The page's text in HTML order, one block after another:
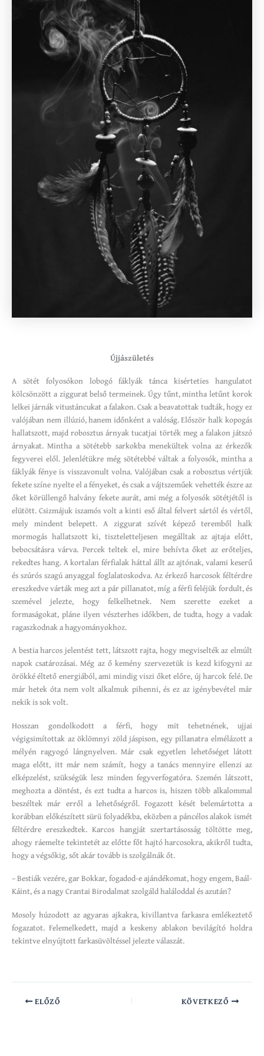
Újjászületés
A sötét folyosókon lobogó fáklyák tánca kisérteties hangulatot
kölcsönzött a ziggurat belső termeinek. Úgy tűnt, mintha letűnt korok
lelkei járnák vitustáncukat a falakon. Csak a beavatottak tudták, hogy ez
valójában nem illúzió, hanem időnként a valóság. Először halk kopogás
hallatszott, majd robosztus árnyak tucatjai törték meg a falakon játszó
árnyakat. Mintha a sötétebb sarkokba menekültek volna az érkezők
fegyverei elől. Jelenlétükre még sötétebbé váltak a folyosók, mintha a
fáklyák fénye is visszavonult volna. Valójában csak a robosztus vértjük
fekete színe nyelte el a fényeket, és csak a vájtszeműek vehették észre az
őket körüllengő halvány fekete aurát, ami még a folyosók sötétjétől is
elütött. Csizmájuk iszamós volt a kinti eső által felvert sártól és vértől,
mely mindent belepett. A ziggurat szívét képező teremből halk
mormogás hallatszott ki, tiszteletteljesen megálltak az ajtaja előtt,
bebocsátásra várva. Percek teltek el, mire behívta őket az erőteljes,
rekedtes hang. A kortalan férfialak háttal állt az ajtónak, valami keserű
és szúrós szagú anyaggal foglalatoskodva. Az érkező harcosok féltérdre
ereszkedve várták meg azt a pár pillanatot, míg a férfi feléjük fordult, és
szemével jelezte, hogy felkelhetnek. Nem szerette ezeket a
formaságokat, pláne ilyen vészterhes időkben, de tudta, hogy a vadak
ragaszkodnak a hagyományokhoz.
A bestia harcos jelentést tett, látszott rajta, hogy megviselték az elmúlt
napok csatározásai. Még az ő kemény szervezetük is kezd kifogyni az
örökké éltető energiából, ami mindig viszi őket előre, új harcok felé. De
már hetek óta nem volt alkalmuk pihenni, és ez az igénybevétel már
nekik is sok volt.
Hosszan gondolkodott a férfi, hogy mit tehetnének, ujjai
végigsimítottak az öklömnyi zöld jáspison, egy pillanatra elmélázott a
mélyén ragyogó lángnyelven. Már csak egyetlen lehetőséget látott
maga előtt, itt már nem számít, hogy a tanács mennyire ellenzi az
elképzelést, szükségük lesz minden fegyverfogatóra. Szemén látszott,
meghozta a döntést, és ezt tudta a harcos is, hiszen több alkalommal
beszéltek már erről a lehetőségről. Fogazott kését belemártotta a
korábban előkészített sürü folyadékba, eközben a páncélos alakok ismét
féltérdre ereszkedtek. Karcos hangját szertartásosság töltötte meg,
ahogy ráemelte tekintetét az előtte főt hajtó harcosokra, akikről tudta,
hogy a végsőkig, sőt akár tovább is szolgálnák őt.
– Bestiák vezére, gar Bokkar, fogadod-e ajándékomat, hogy engem, Baál-
Káint, és a nagy Crantai Birodalmat szolgáld haláloddal és azután?
Mosoly húzodott az agyaras ajkakra, kivillantva farkasra emlékeztető
fogazatot. Felemelkedett, majd a keskeny ablakon bevilágító holdra
tekintve elnyújtott farkasüvöltéssel jelezte válaszát.
ELŐZŐ KÖVETKEZŐ